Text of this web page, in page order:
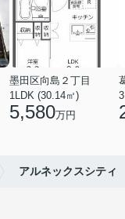
墨田区向島２丁目
1LDK (30.14㎡)
5,580万円
アルネックスシティ